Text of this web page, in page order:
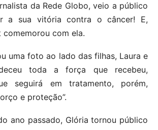
da Rede Globo, veio a público
a sua vitória contra o câncer! E,
com ela.
uma foto ao lado das filhas, Laura e
toda a força que recebeu,
seguirá em tratamento, porém,
e proteção”.
ano passado, Glória tornou público